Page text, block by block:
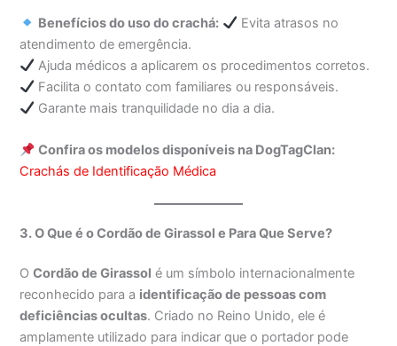
Benefícios do uso do crachá:
Evita atrasos no
atendimento de emergência.
Ajuda médicos a aplicarem os procedimentos corretos.
Facilita o contato com familiares ou responsáveis.
Garante mais tranquilidade no dia a dia.
Confira os modelos disponíveis na DogTagClan:
Crachás de Identificação Médica
3. O Que é o Cordão de Girassol e Para Que Serve?
OCordão de Girassol é um símbolo internacionalmente
reconhecido para a identificação de pessoas com
deficiências ocultas. Criado no Reino Unido, ele é
amplamente utilizado para indicar que o portador pode